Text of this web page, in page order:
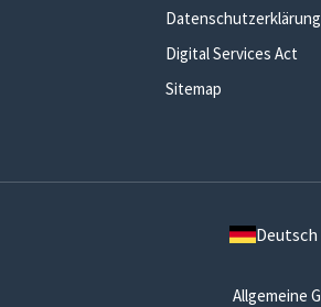
Datenschutzerklärung
Digital Services Act
Sitemap
Allgemeine